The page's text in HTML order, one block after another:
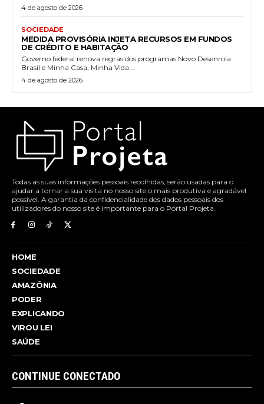
4 de agosto de 2026
SOCIEDADE
MEDIDA PROVISÓRIA INJETA RECURSOS EM FUNDOS
DE CRÉDITO E HABITAÇÃO
Governo federal renova regras dos programas Novo Desenrola
Brasil e Minha Casa, Minha Vida...
4 de agosto de 2026
Todas as suas informações pessoais recolhidas, serão usadas para o
ajudar a tornar a sua visita no nosso site o mais produtiva e agradável
possível. A garantia da confidencialidade dos dados pessoais dos
utilizadores do nosso site é importante para o Portal Projeta.
HOME
SOCIEDADE
AMAZÔNIA
PODER
EXPLICANDO
VIROU LEI
SAÚDE
CONTINUE CONECTADO